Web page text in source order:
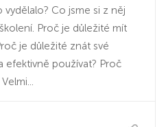
Co jsme si z něj
Proč je důležité mít
je důležité znát své
efektivně používat? Proč